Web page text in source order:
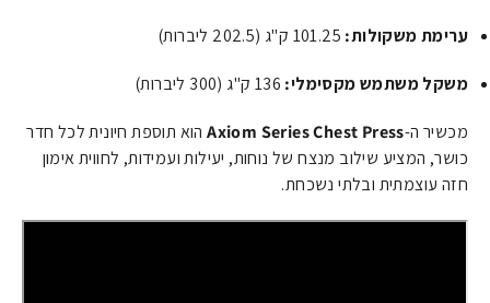
ערימת משקולות: 101.25 ק"ג (
202.5 ליברות)
משקל משתמש מקסימלי: 136 ק"ג (
300 ליברות)
מכשיר ה-Axiom Series Chest Pressהוא תוספת חיונית לכל חדר
כושר, המציע שילוב מנצח של נוחות, יעילות ועמידות, לחווית אימון
חזה עוצמתית ובלתי נשכחת.